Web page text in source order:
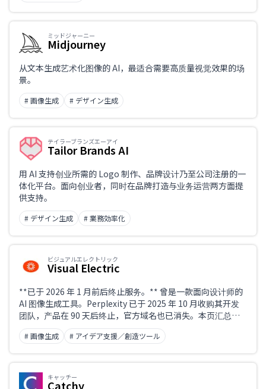
ミッドジャーニー
Midjourney
从文本生成艺术化图像的 AI，最适合需要高质量视觉效果的场
景。
# 画像生成 # デザイン生成
テイラーブランズエーアイ
Tailor Brands AI
用 AI 支持创业所需的 Logo 制作、品牌设计乃至公司注册的一
体化平台。面向创业者，同时在品牌打造与业务运营两方面提
供支持。
# デザイン生成 # 業務効率化
ビジュアルエレクトリック
Visual Electric
**已于 2026 年 1 月前后终止服务。** 曾是一款面向设计师的
AI 图像生成工具。Perplexity 已于 2025 年 10 月收购其开发
团队，产品在 90 天后终止，官方域名也已消失。本页汇总了
终止的经过与当前可用的替代服务。
# 画像生成 # アイデア支援／創造ツール
キャッチー
Catchy